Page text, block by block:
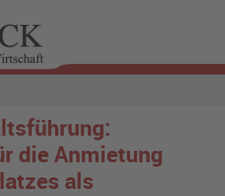
die Anmietung
als